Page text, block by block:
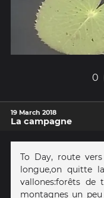
0
19 March 2018
La campagne
To Day, route
longue,on quitte
vallones:forêts de
montagnes un